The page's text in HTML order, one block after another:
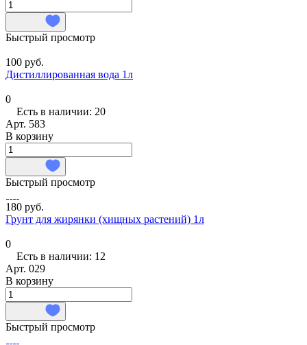
Быстрый просмотр
100 руб.
Дистиллированная вода 1л
0
Есть в наличии: 20
Арт. 583
В корзину
Быстрый просмотр
180 руб.
Грунт для жирянки (хищных растений) 1л
0
Есть в наличии: 12
Арт. 029
В корзину
Быстрый просмотр